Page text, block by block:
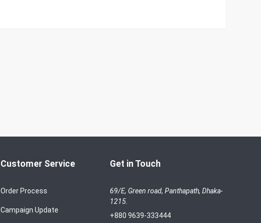
Customer Service
Order Process
Campaign Update
Get in Touch
69/E, Green road, Panthapath, Dhaka-
1215.
+880 9639-333444